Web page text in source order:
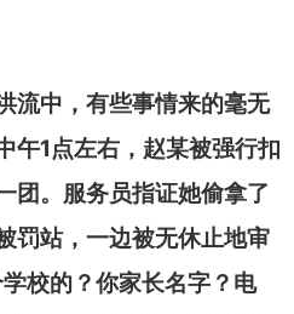
流中，有些事情来的毫无
午1点左右，赵某被强行扣
团。服务员指证她偷拿了
罚站，一边被无休止地审
校的？你家长名字？电